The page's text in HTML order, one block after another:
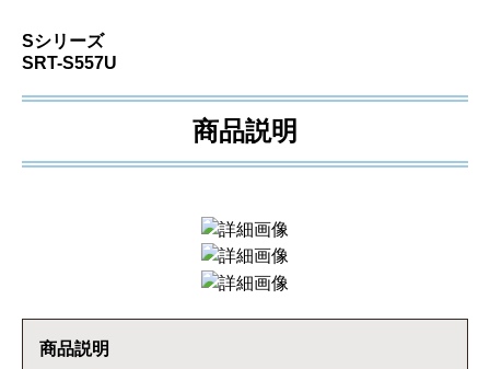
Sシリーズ
SRT-S557U
商品説明
商品説明